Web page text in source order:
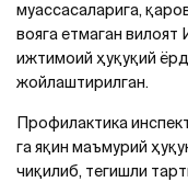
муассасаларига,
вояга етмаган
ижтимоий ҳуқуқий
жойлаштирилган.
Профилактика
га яқин маъмурий
чиқилиб, тегишли